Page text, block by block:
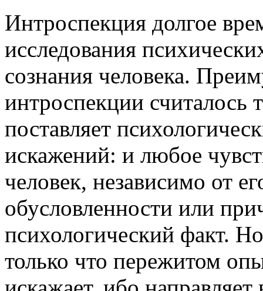
Интроспекция долгое
исследования
сознания человека.
интроспекции считалось
поставляет
искажений: и любое
человек, независимо от
обусловленности или
психологический факт.
только что пережитом